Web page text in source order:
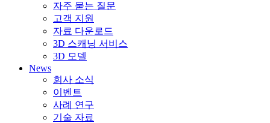
자주 묻는 질문
고객 지원
자료 다운로드
3D 스캐닝 서비스
3D 모델
News
회사 소식
이벤트
사례 연구
기술 자료